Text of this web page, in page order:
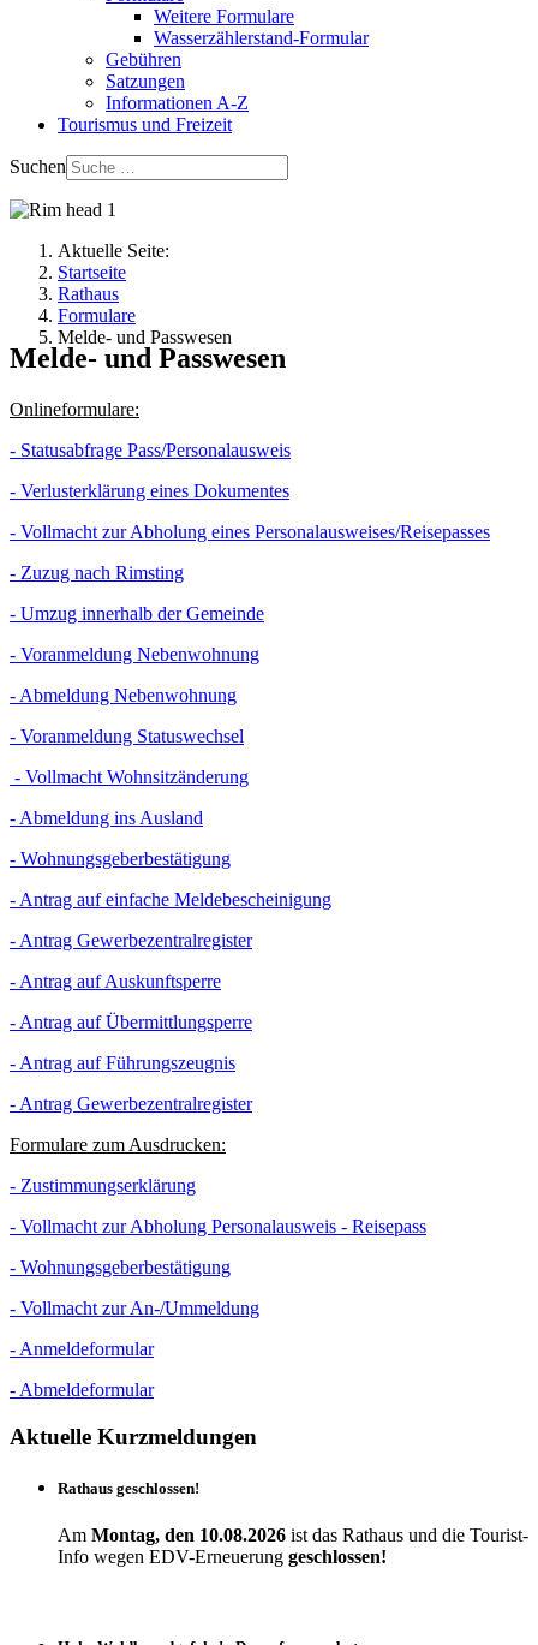
Weitere Formulare
Wasserzählerstand-Formular
Gebühren
Satzungen
Informationen A-Z
Tourismus und Freizeit
Suchen
Aktuelle Seite:
Startseite
Rathaus
Formulare
Melde- und Passwesen
Melde- und Passwesen
Onlineformulare:
- Statusabfrage Pass/Personalausweis
- Verlusterklärung eines Dokumentes
- Vollmacht zur Abholung eines Personalausweises/Reisepasses
- Zuzug nach Rimsting
- Umzug innerhalb der Gemeinde
- Voranmeldung Nebenwohnung
- Abmeldung Nebenwohnung
- Voranmeldung Statuswechsel
- Vollmacht Wohnsitzänderung
- Abmeldung ins Ausland
- Wohnungsgeberbestätigung
- Antrag auf einfache Meldebescheinigung
- Antrag Gewerbezentralregister
- Antrag auf Auskunftsperre
- Antrag auf Übermittlungsperre
- Antrag auf Führungszeugnis
- Antrag Gewerbezentralregister
Formulare zum Ausdrucken:
- Zustimmungserklärung
- Vollmacht zur Abholung Personalausweis - Reisepass
- Wohnungsgeberbestätigung
- Vollmacht zur An-/Ummeldung
- Anmeldeformular
- Abmeldeformular
Aktuelle Kurzmeldungen
Rathaus geschlossen!
Am Montag, den 10.08.2026 ist das Rathaus und die Tourist-
Info wegen EDV-Erneuerung geschlossen!